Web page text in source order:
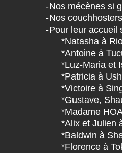
-Nos mécènes si
-Nos
-Pour leur accueil
*Natasha à Rio
*Antoine à
*Luz-Maria et
*Patricia à
*Victoire à
*Gustave,
*Madame HOA
*Alix et Julien à
*Baldwin à
*Florence à